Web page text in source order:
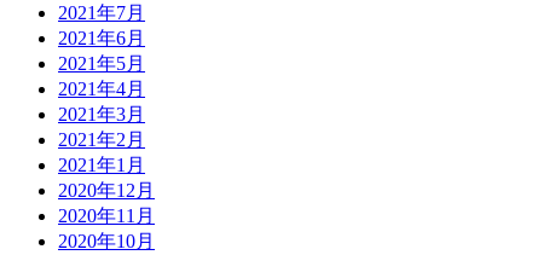
2021年7月
2021年6月
2021年5月
2021年4月
2021年3月
2021年2月
2021年1月
2020年12月
2020年11月
2020年10月